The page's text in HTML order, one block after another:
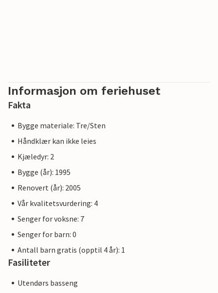
Informasjon om feriehuset
Fakta
Bygge materiale: Tre/Sten
Håndklær kan ikke leies
Kjæledyr: 2
Bygge (år): 1995
Renovert (år): 2005
Vår kvalitetsvurdering: 4
Senger for voksne: 7
Senger for barn: 0
Antall barn gratis (opptil 4 år): 1
Fasiliteter
Utendørs basseng